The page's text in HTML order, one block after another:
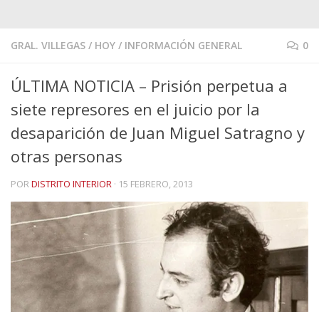
GRAL. VILLEGAS / HOY / INFORMACIÓN GENERAL 0
ÚLTIMA NOTICIA – Prisión perpetua a
siete represores en el juicio por la
desaparición de Juan Miguel Satragno y
otras personas
PORDISTRITO INTERIOR · 15 FEBRERO, 2013